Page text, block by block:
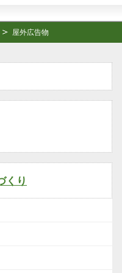
屋外広告物
くり